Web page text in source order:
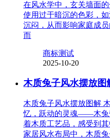
在风水学中，玄关墙面
使用过于暗沉的色彩，
沉闷，从而影响家庭成
而
商标测试
2025-10-20
木质兔子风水摆放
木质兔子风水摆放图解
忆，跃动的灵魂——木兔
着木质工艺品，感受到
家居风水布局中，木质